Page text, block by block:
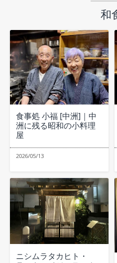
和
食事処 小福 [中洲]｜中
洲に残る昭和の小料理
屋
2026/05/13
ニシムラタカヒト・